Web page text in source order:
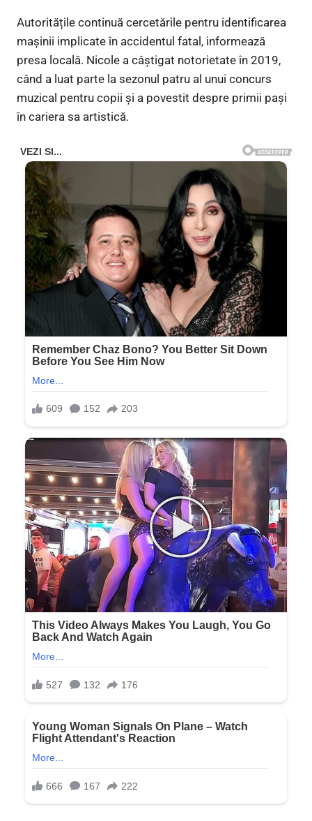
Autoritățile continuă cercetările pentru identificarea
mașinii implicate în accidentul fatal, informează
presa locală. Nicole a câștigat notorietate în 2019,
când a luat parte la sezonul patru al unui concurs
muzical pentru copii și a povestit despre primii pași
în cariera sa artistică.